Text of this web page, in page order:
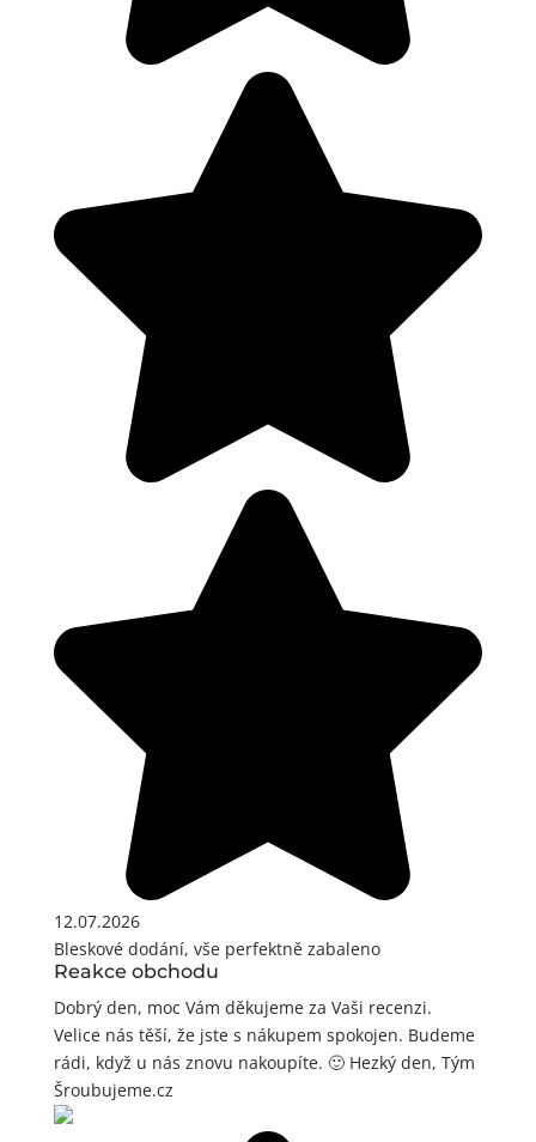
12.07.2026
Bleskové dodání, vše perfektně zabaleno
Reakce obchodu
Dobrý den, moc Vám děkujeme za Vaši recenzi.
Velice nás těší, že jste s nákupem spokojen. Budeme
rádi, když u nás znovu nakoupíte. 🙂 Hezký den, Tým
Šroubujeme.cz